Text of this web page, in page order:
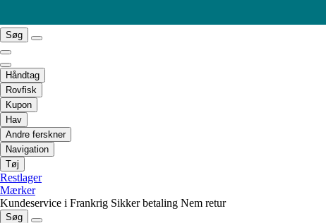
Søg
Håndtag
Rovfisk
Kupon
Hav
Andre ferskner
Navigation
Tøj
Restlager
Mærker
Kundeservice i Frankrig Sikker betaling Nem retur
Søg